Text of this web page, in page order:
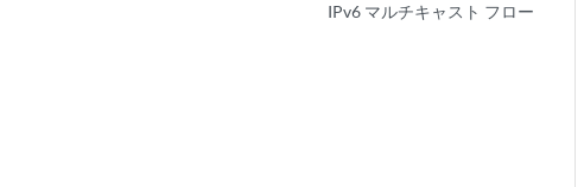
IPv6 マルチキャスト フロー